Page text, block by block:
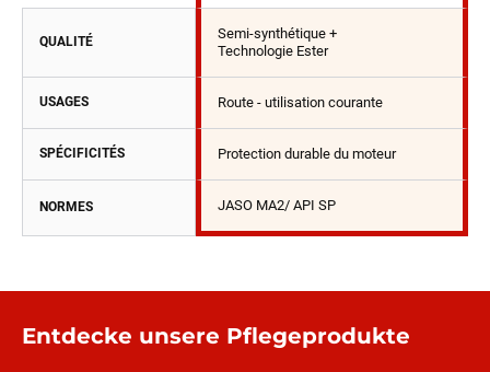
QUALITÉ
Semi-synthétique +
Technologie Ester
USAGES Route - utilisation courante
SPÉCIFICITÉS Protection durable du moteur
NORMES JASO MA2/ API SP
Entdecke unsere Pflegeprodukte